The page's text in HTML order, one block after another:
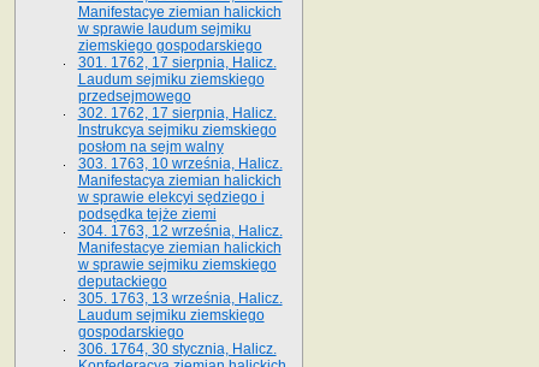
Manifestacye ziemian halickich
w sprawie laudum sejmiku
ziemskiego gospodarskiego
301. 1762, 17 sierpnia, Halicz.
Laudum sejmiku ziemskiego
przedsejmowego
302. 1762, 17 sierpnia, Halicz.
Instrukcya sejmiku ziemskiego
posłom na sejm walny
303. 1763, 10 września, Halicz.
Manifestacya ziemian halickich
w sprawie elekcyi sędziego i
podsędka tejże ziemi
304. 1763, 12 września, Halicz.
Manifestacye ziemian halickich
w sprawie sejmiku ziemskiego
deputackiego
305. 1763, 13 września, Halicz.
Laudum sejmiku ziemskiego
gospodarskiego
306. 1764, 30 stycznia, Halicz.